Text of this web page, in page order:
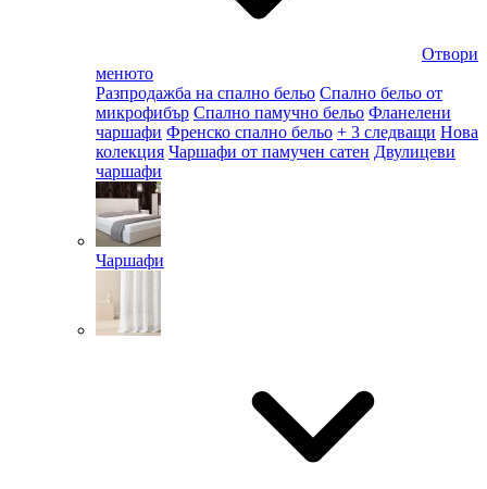
Отвори
менюто
Разпродажба на спално бельо Спално бельо от
микрофибър Спално памучно бельо Фланелени
чаршафи Френско спално бельо + 3 следващи Нова
колекция Чаршафи от памучен сатен Двулицеви
чаршафи
Чаршафи